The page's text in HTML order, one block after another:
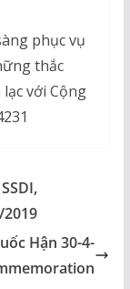
phục vụ
thắc
với Cộng
Hận 30-4-